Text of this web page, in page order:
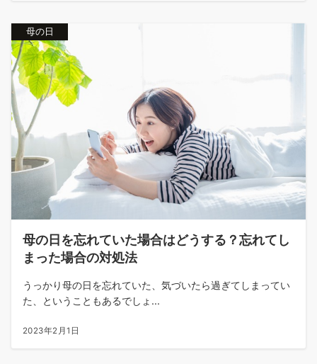
母の日
母の日を忘れていた場合はどうする？忘れてし
まった場合の対処法
うっかり母の日を忘れていた、気づいたら過ぎてしまってい
た、ということもあるでしょ...
2023年2月1日